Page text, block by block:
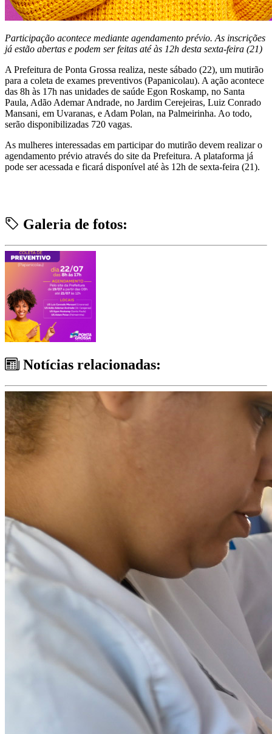
Participação acontece mediante agendamento prévio. As inscrições
já estão abertas e podem ser feitas até às 12h desta sexta-feira (21)
A Prefeitura de Ponta Grossa realiza, neste sábado (22), um mutirão
para a coleta de exames preventivos (Papanicolau). A ação acontece
das 8h às 17h nas unidades de saúde Egon Roskamp, no Santa
Paula, Adão Ademar Andrade, no Jardim Cerejeiras, Luiz Conrado
Mansani, em Uvaranas, e Adam Polan, na Palmeirinha. Ao todo,
serão disponibilizadas 720 vagas.
As mulheres interessadas em participar do mutirão devem realizar o
agendamento prévio através do site da Prefeitura. A plataforma já
pode ser acessada e ficará disponível até às 12h de sexta-feira (21).
Galeria de fotos:
Notícias relacionadas: